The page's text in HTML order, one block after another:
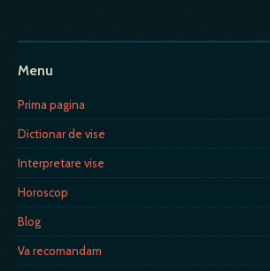
Menu
Prima pagina
Dictionar de vise
Interpretare vise
Horoscop
Blog
Va recomandam